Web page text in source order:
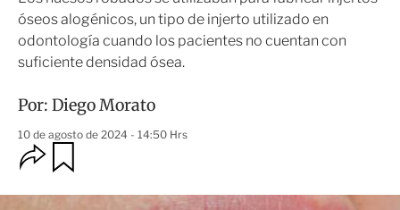
n
óseos alogénicos, un tipo de injerto utilizado en
odontología cuando los pacientes no cuentan con
suficiente densidad ósea.
Por: Diego Morato
10 de agosto de 2024 - 14:50 Hrs
O
p
i
r